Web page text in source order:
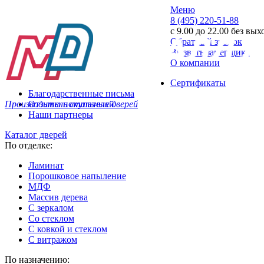
Производитель стальных дверей
Меню
8 (495) 220-51-88
с 9.00 до 22.00 без
Обратный звонок
Вызвать замерщика
О компании
Сертификаты
Благодарственные письма
Отзывы покупателей
Наши партнеры
Каталог дверей
По отделке:
Ламинат
Порошковое напыление
МДФ
Массив дерева
С зеркалом
Со стеклом
С ковкой и стеклом
С витражом
По назначению: